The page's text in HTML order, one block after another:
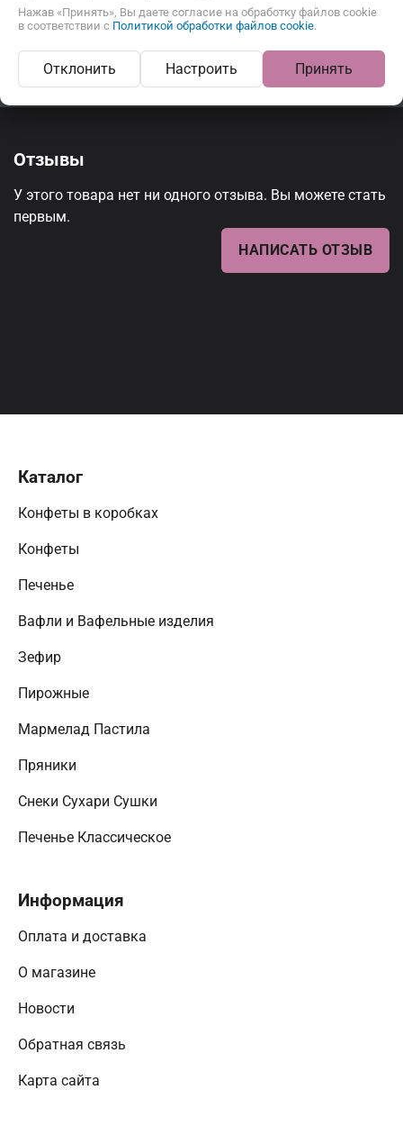
Описание Отзывы
Отзывы
У этого товара нет ни одного отзыва. Вы можете стать
первым.
НАПИСАТЬ ОТЗЫВ
Каталог
Конфеты в коробках
Конфеты
Печенье
Вафли и Вафельные изделия
Зефир
Пирожные
Мармелад Пастила
Пряники
Снеки Сухари Сушки
Печенье Классическое
Информация
Оплата и доставка
О магазине
Новости
Обратная связь
Карта сайта
Нажав «Принять», Вы даете согласие на обработку файлов cookie
в соответствии с Политикой обработки файлов cookie.
Отклонить Настроить Принять